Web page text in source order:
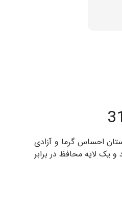
زمستان احساس گرما و آزادی
یک لایه محافظ در برابر